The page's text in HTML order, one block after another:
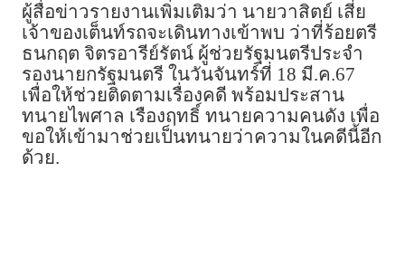
ผู้สื่อข่าวรายงานเพิ่มเติมว่า นายวาสิตย์ เสี่ย
เจ้าของเต็นท์รถจะเดินทางเข้าพบ ว่าที่ร้อยตรี
ธนกฤต จิตรอารีย์รัตน์ ผู้ช่วยรัฐมนตรีประจำ
รองนายกรัฐมนตรี ในวันจันทร์ที่ 18 มี.ค.67
เพื่อให้ช่วยติดตามเรื่องคดี พร้อมประสาน
ทนายไพศาล เรืองฤทธิ์ ทนายความคนดัง เพื่อ
ขอให้เข้ามาช่วยเป็นทนายว่าความในคดีนี้อีก
ด้วย.